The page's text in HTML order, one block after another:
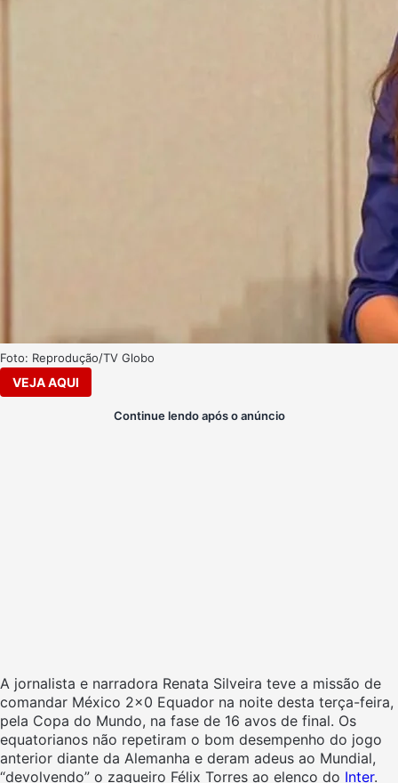
Foto: Reprodução/TV Globo
VEJA AQUI
Continue lendo após o anúncio
A jornalista e narradora Renata Silveira teve a missão de
comandar México 2×0 Equador na noite desta terça-feira,
pela Copa do Mundo, na fase de 16 avos de final. Os
equatorianos não repetiram o bom desempenho do jogo
anterior diante da Alemanha e deram adeus ao Mundial,
“devolvendo” o zagueiro Félix Torres ao elenco do Inter.